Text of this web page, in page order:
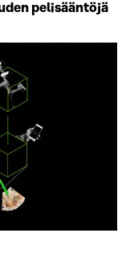
pelisääntöjä